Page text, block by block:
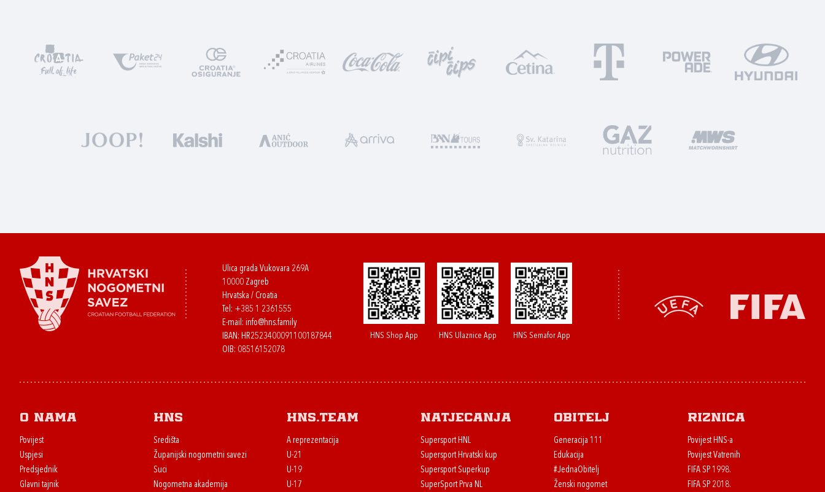
Ulica grada Vukovara 269A
10000 Zagreb
Hrvatska / Croatia
Tel: +385 1 2361555
E-mail: info@hns.family
IBAN: HR2523400091100187844
OIB: 08516152078
HNS Shop App HNS Ulaznice App HNS Semafor App
O nama
Povijest
Uspjesi
Predsjednik
Glavni tajnik
HNS
Središta
Županijski nogometni savezi
Suci
Nogometna akademija
HNS.team
A reprezentacija
U-21
U-19
U-17
Natjecanja
Supersport HNL
Supersport Hrvatski kup
Supersport Superkup
SuperSport Prva NL
Obitelj
Generacija 111
Edukacija
#JednaObitelj
Ženski nogomet
Riznica
Povijest HNS-a
Povijest Vatrenih
FIFA SP 1998.
FIFA SP 2018.